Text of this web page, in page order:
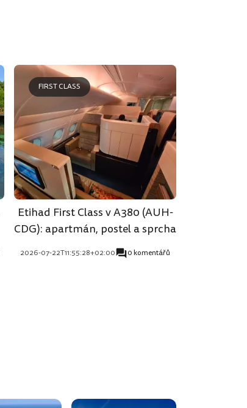
FIRST CLASS
Etihad First Class v A380 (AUH-
CDG): apartmán, postel a sprcha
2026-07-22T11:55:28+02:00 0 komentářů